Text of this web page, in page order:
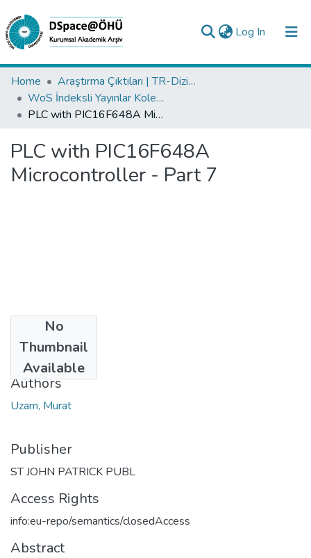
Log In (current)
Collections
All of DSpace
Analyze
Home
Araştırma Çıktıları | TR-Dizin | WoS | Scopus | PubMed
WoS İndeksli Yayınlar Koleksiyonu
PLC with PIC16F648A Microcontroller - Part 7
PLC with PIC16F648A
Microcontroller - Part 7
No
Thumbnail
Available
2009
Authors
Uzam, Murat
Publisher
ST JOHN PATRICK PUBL
Access Rights
info:eu-repo/semantics/closedAccess
Abstract